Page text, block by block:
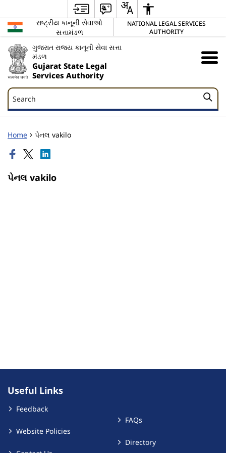
રાષ્ટ્રીય કાનૂની સેવાઓ
સત્તામંડળ
NATIONAL LEGAL SERVICES
AUTHORITY
ગુજરાત રાજ્ય કાનૂની સેવા સત્તા
મંડળ
Gujarat State Legal
Services Authority
Search
Search
Home પેનલ vakilo
પેનલ vakilo
Useful Links
Feedback
Website Policies
FAQs
Directory